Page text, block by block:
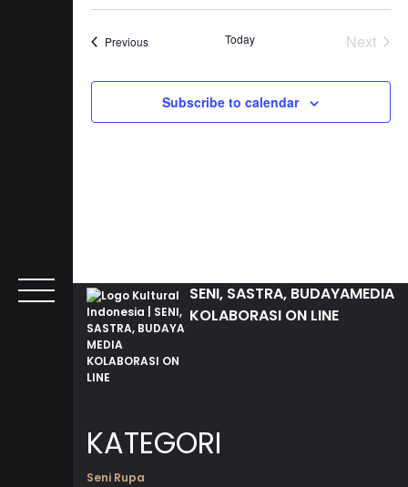
PreviousEvents Today
Next
Subscribe to calendar
SENI, SASTRA, BUDAYAMEDIA
KOLABORASI ON LINE
KATEGORI
Seni Rupa